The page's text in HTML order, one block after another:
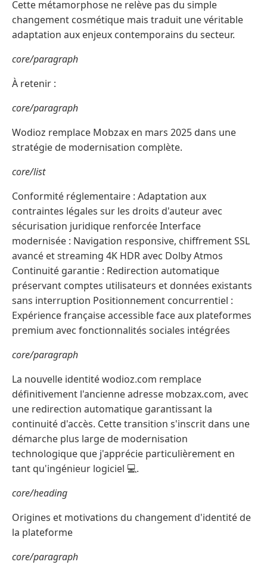
Cette métamorphose ne relève pas du simple
changement cosmétique mais traduit une véritable
adaptation aux enjeux contemporains du secteur.
core/paragraph
À retenir :
core/paragraph
Wodioz remplace Mobzax en mars 2025 dans une
stratégie de modernisation complète.
core/list
Conformité réglementaire : Adaptation aux
contraintes légales sur les droits d'auteur avec
sécurisation juridique renforcée Interface
modernisée : Navigation responsive, chiffrement SSL
avancé et streaming 4K HDR avec Dolby Atmos
Continuité garantie : Redirection automatique
préservant comptes utilisateurs et données existants
sans interruption Positionnement concurrentiel :
Expérience française accessible face aux plateformes
premium avec fonctionnalités sociales intégrées
core/paragraph
La nouvelle identité wodioz.com remplace
définitivement l'ancienne adresse mobzax.com, avec
une redirection automatique garantissant la
continuité d'accès. Cette transition s'inscrit dans une
démarche plus large de modernisation
technologique que j'apprécie particulièrement en
tant qu'ingénieur logiciel 💻.
core/heading
Origines et motivations du changement d'identité de
la plateforme
core/paragraph